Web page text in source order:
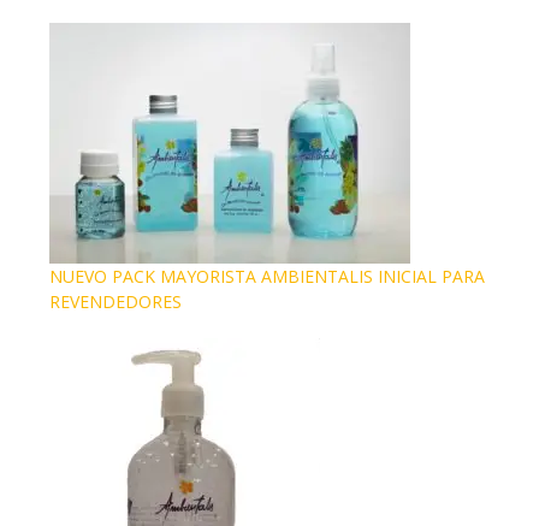
NUEVO PACK MAYORISTA AMBIENTALIS INICIAL PARA
REVENDEDORES